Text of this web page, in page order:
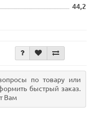
44,2
по товару или
быстрый заказ.
Вам